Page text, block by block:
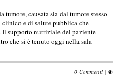
causata sia dal tumore stesso
clinico e di salute pubblica che
supporto nutriziale del paziente
che si è tenuto oggi nella sala
0 Commenti |